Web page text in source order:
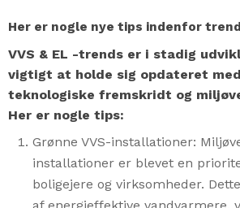
Her er nogle nye tips indenfor
VVS & EL -trends er i stadig
vigtigt at holde sig opdateret
teknologiske fremskridt og
Her er nogle tips:
Grønne VVS-installationer:
installationer er blevet en
boligejere og virksomheder.